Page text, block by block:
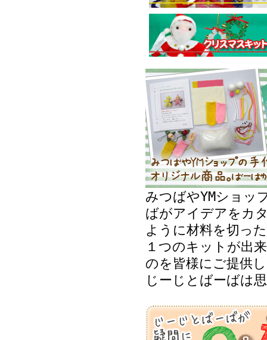
みつばやYMショッ
ばがアイデアをカ
ように材料を切っ
１つのキットが出
のを皆様にご提供
じーじとばーばは